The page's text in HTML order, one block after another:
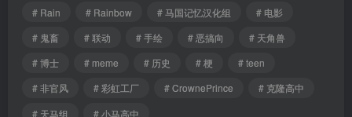
# Rain
# Rainbow # 马国记忆汉化组
# 电影
# 鬼畜
# 联动 # 手绘 # 恶搞向
# 天角兽
# 博士
# meme # 历史 # 梗
# teen
# 非官风
# 彩虹工厂 # CrownePrince
# 克隆高中
# 天马组
# 小马高中